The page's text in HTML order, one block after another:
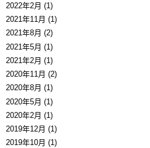
2022年2月 (1)
2021年11月 (1)
2021年8月 (2)
2021年5月 (1)
2021年2月 (1)
2020年11月 (2)
2020年8月 (1)
2020年5月 (1)
2020年2月 (1)
2019年12月 (1)
2019年10月 (1)